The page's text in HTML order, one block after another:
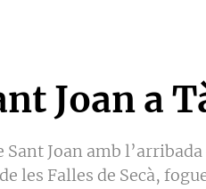
Joan a
Joan amb l’arribada
les Falles de Secà,